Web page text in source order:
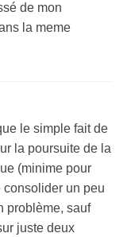
de mon
la meme
le simple fait de
la poursuite de la
(minime pour
consolider un peu
problème, sauf
juste deux